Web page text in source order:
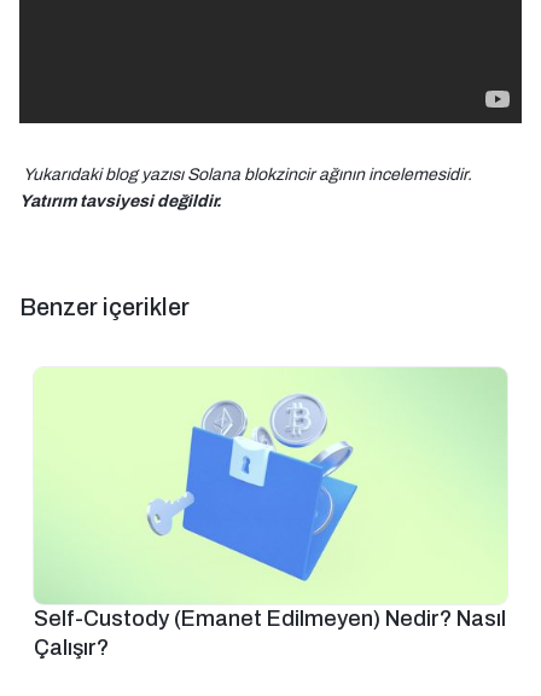
Yukarıdaki blog yazısı Solana blokzincir ağının incelemesidir.
Yatırım tavsiyesi değildir.
Benzer içerikler
Self-Custody (Emanet Edilmeyen) Nedir? Nasıl
Çalışır?